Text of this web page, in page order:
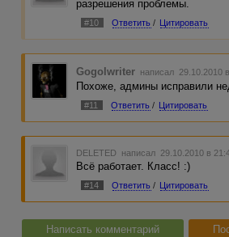
разрешения проблемы.
#10 Ответить / Цитировать
Gogolwriter написал 29.10.2010
Похоже, админы исправили
#11 Ответить / Цитировать
DELETED написал 29.10.2010 в
Всё работает. Класс! :)
#14 Ответить / Цитировать
Написать комментарий